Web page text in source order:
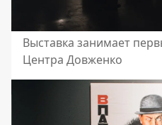
Выставка занимает
Центра Довженко